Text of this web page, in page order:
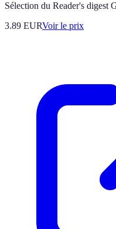
Sélection du Reader's digest
3.89 EURVoir le prix